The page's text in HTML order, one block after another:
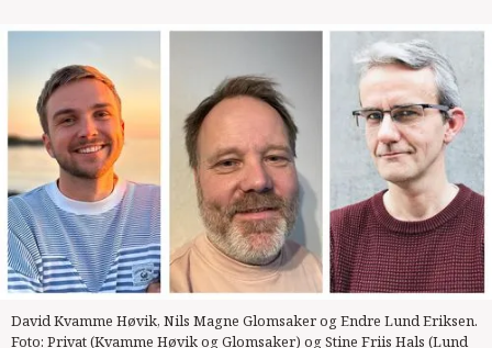
David Kvamme Høvik, Nils Magne Glomsaker og Endre Lund Eriksen.
Foto: Privat (Kvamme Høvik og Glomsaker) og Stine Friis Hals (Lund